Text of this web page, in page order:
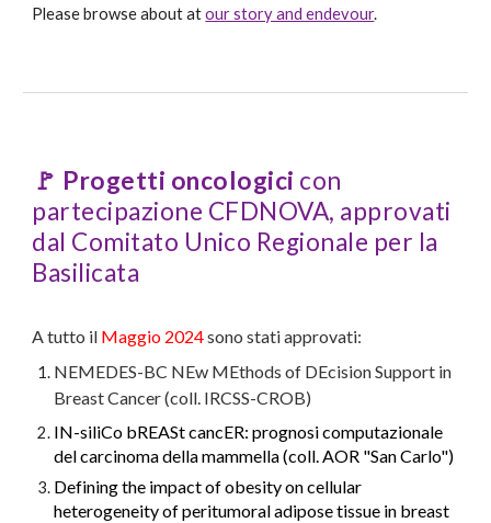
Please browse about atour story and endevour.
🚩 Progetti oncologici con
partecipazione CFDNOVA, approvati
dal Comitato Unico Regionale per la
Basilicata
A tutto il Maggio 2024sono stati approvati:
NEMEDES-BC NEw MEthods of DEcision Support in
Breast Cancer (coll. IRCSS-CROB)
IN-siliCo bREASt cancER: prognosi computazionale
del carcinoma della mammella (coll. AOR "San Carlo")
Defining the impact of obesity on cellular
heterogeneity of peritumoral adipose tissue in breast